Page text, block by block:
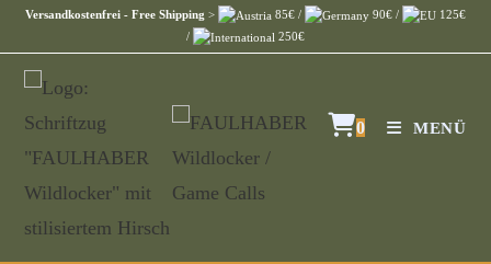
Versandkostenfrei - Free Shipping > 85€ / 90€ /
125€
/
250€
0 MENÜ